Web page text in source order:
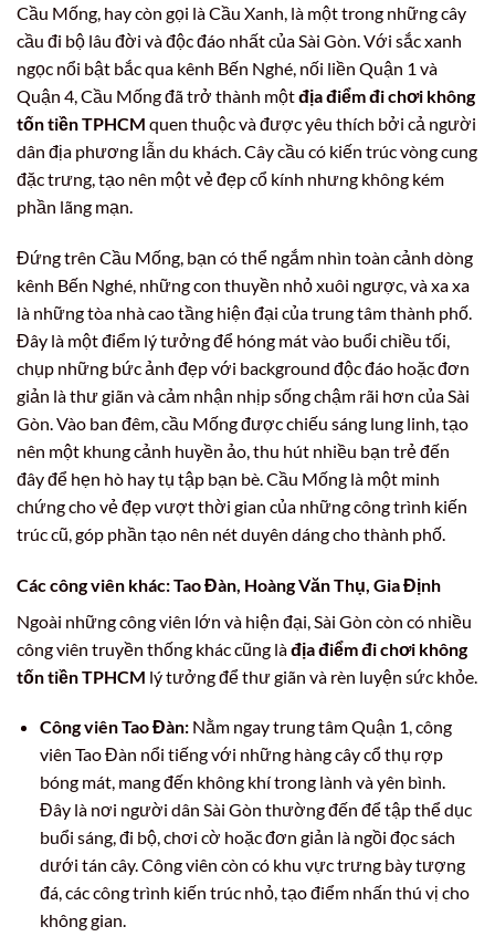
Cầu Mống, hay còn gọi là Cầu Xanh, là một trong những cây
cầu đi bộ lâu đời và độc đáo nhất của Sài Gòn. Với sắc xanh
ngọc nổi bật bắc qua kênh Bến Nghé, nối liền Quận 1 và
Quận 4, Cầu Mống đã trở thành mộtđịa điểm đi chơi không
tốn tiền TPHCM quen thuộc và được yêu thích bởi cả người
dân địa phương lẫn du khách. Cây cầu có kiến trúc vòng cung
đặc trưng, tạo nên một vẻ đẹp cổ kính nhưng không kém
phần lãng mạn.
Đứng trên Cầu Mống, bạn có thể ngắm nhìn toàn cảnh dòng
kênh Bến Nghé, những con thuyền nhỏ xuôi ngược, và xa xa
là những tòa nhà cao tầng hiện đại của trung tâm thành phố.
Đây là một điểm lý tưởng để hóng mát vào buổi chiều tối,
chụp những bức ảnh đẹp với background độc đáo hoặc đơn
giản là thư giãn và cảm nhận nhịp sống chậm rãi hơn của Sài
Gòn. Vào ban đêm, cầu Mống được chiếu sáng lung linh, tạo
nên một khung cảnh huyền ảo, thu hút nhiều bạn trẻ đến
đây để hẹn hò hay tụ tập bạn bè. Cầu Mống là một minh
chứng cho vẻ đẹp vượt thời gian của những công trình kiến
trúc cũ, góp phần tạo nên nét duyên dáng cho thành phố.
Các công viên khác: Tao Đàn, Hoàng Văn Thụ, Gia Định
Ngoài những công viên lớn và hiện đại, Sài Gòn còn có nhiều
công viên truyền thống khác cũng làđịa điểm đi chơi không
tốn tiền TPHCM lý tưởng để thư giãn và rèn luyện sức khỏe.
Công viên Tao Đàn:Nằm ngay trung tâm Quận 1, công
viên Tao Đàn nổi tiếng với những hàng cây cổ thụ rợp
bóng mát, mang đến không khí trong lành và yên bình.
Đây là nơi người dân Sài Gòn thường đến để tập thể dục
buổi sáng, đi bộ, chơi cờ hoặc đơn giản là ngồi đọc sách
dưới tán cây. Công viên còn có khu vực trưng bày tượng
đá, các công trình kiến trúc nhỏ, tạo điểm nhấn thú vị cho
không gian.